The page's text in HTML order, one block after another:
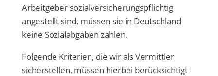
Arbeitgeber sozialversicherungspflichtig
angestellt sind, müssen sie in Deutschland
keine Sozialabgaben zahlen.
Folgende Kriterien, die wir als Vermittler
sicherstellen, müssen hierbei berücksichtigt